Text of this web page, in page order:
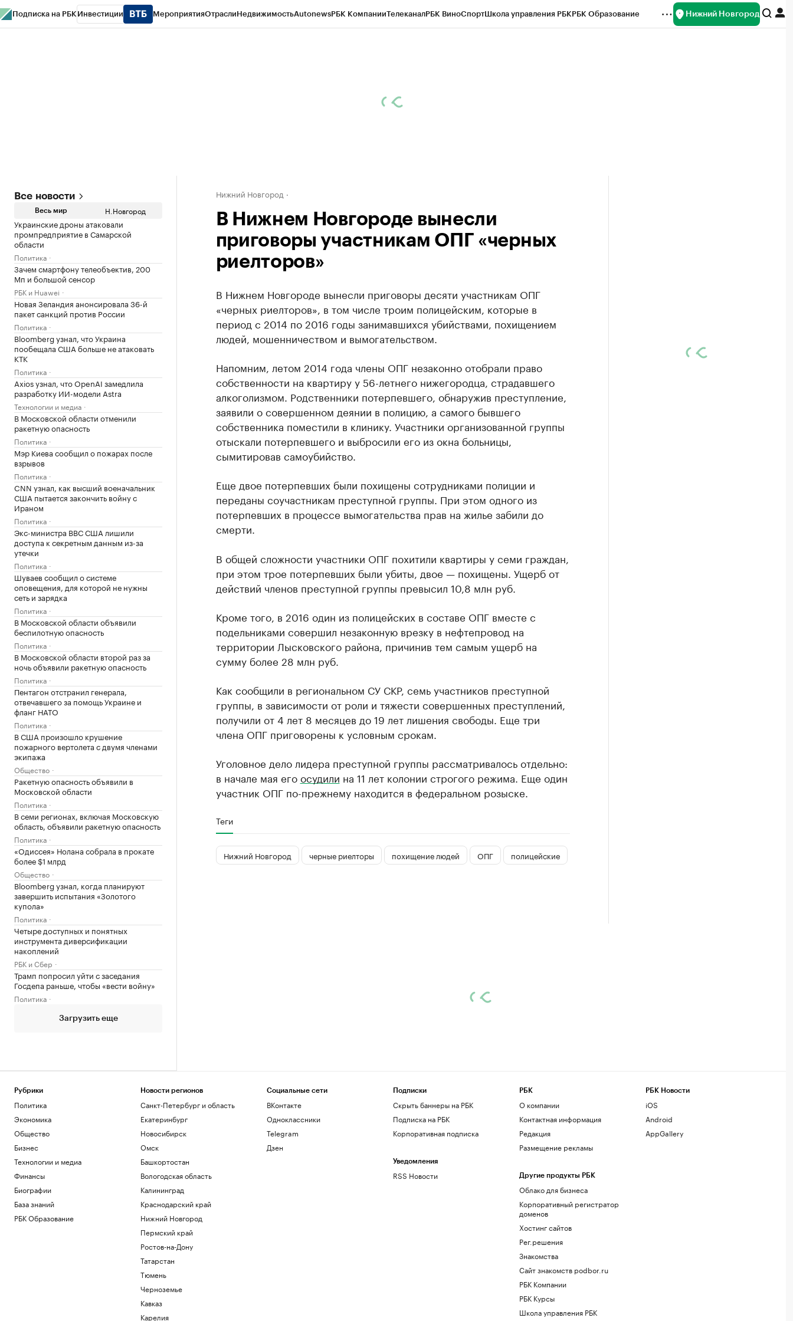
Подписка на РБК Инвестиции МероприятияОтраслиНедвижимостьAutonewsРБК КомпанииТелеканалРБК ВиноСпортШкола управления РБКРБК Образование Нижний Новгород
Все новости
Весь мир Н.Новгород
Украинские дроны атаковали
промпредприятие в Самарской
области
Политика
Зачем смартфону телеобъектив, 200
Мп и большой сенсор
РБК и Huawei
Новая Зеландия анонсировала 36-й
пакет санкций против России
Политика
Bloomberg узнал, что Украина
пообещала США больше не атаковать
КТК
Политика
Axios узнал, что OpenAI замедлила
разработку ИИ-модели Astra
Технологии и медиа
В Московской области отменили
ракетную опасность
Политика
Мэр Киева сообщил о пожарах после
взрывов
Политика
CNN узнал, как высший военачальник
США пытается закончить войну с
Ираном
Политика
Экс-министра ВВС США лишили
доступа к секретным данным из-за
утечки
Политика
Шуваев сообщил о системе
оповещения, для которой не нужны
сеть и зарядка
Политика
В Московской области объявили
беспилотную опасность
Политика
В Московской области второй раз за
ночь объявили ракетную опасность
Политика
Пентагон отстранил генерала,
отвечавшего за помощь Украине и
фланг НАТО
Политика
В США произошло крушение
пожарного вертолета с двумя членами
экипажа
Общество
Ракетную опасность объявили в
Московской области
Политика
В семи регионах, включая Московскую
область, объявили ракетную опасность
Политика
«Одиссея» Нолана собрала в прокате
более $1 млрд
Общество
Bloomberg узнал, когда планируют
завершить испытания «Золотого
купола»
Политика
Четыре доступных и понятных
инструмента диверсификации
накоплений
РБК и Сбер
Трамп попросил уйти с заседания
Госдепа раньше, чтобы «вести войну»
Политика
Загрузить еще
Нижний Новгород
В Нижнем Новгороде вынесли
приговоры участникам ОПГ «черных
риелторов»
В Нижнем Новгороде вынесли приговоры десяти участникам ОПГ
«черных риелторов», в том числе троим полицейским, которые в
период с 2014 по 2016 годы занимавшихся убийствами, похищением
людей, мошенничеством и вымогательством.
Напомним, летом 2014 года члены ОПГ незаконно отобрали право
собственности на квартиру у 56-летнего нижегородца, страдавшего
алкоголизмом. Родственники потерпевшего, обнаружив преступление,
заявили о совершенном деянии в полицию, а самого бывшего
собственника поместили в клинику. Участники организованной группы
отыскали потерпевшего и выбросили его из окна больницы,
сымитировав самоубийство.
Еще двое потерпевших были похищены сотрудниками полиции и
переданы соучастникам преступной группы. При этом одного из
потерпевших в процессе вымогательства прав на жилье забили до
смерти.
В общей сложности участники ОПГ похитили квартиры у семи граждан,
при этом трое потерпевших были убиты, двое — похищены. Ущерб от
действий членов преступной группы превысил 10,8 млн руб.
Кроме того, в 2016 один из полицейских в составе ОПГ вместе с
подельниками совершил незаконную врезку в нефтепровод на
территории Лысковского района, причинив тем самым ущерб на
сумму более 28 млн руб.
Как сообщили в региональном СУ СКР, семь участников преступной
группы, в зависимости от роли и тяжести совершенных преступлений,
получили от 4 лет 8 месяцев до 19 лет лишения свободы. Еще три
члена ОПГ приговорены к условным срокам.
Уголовное дело лидера преступной группы рассматривалось отдельно:
в начале мая егоосудили на 11 лет колонии строгого режима. Еще один
участник ОПГ по-прежнему находится в федеральном розыске.
Теги
Нижний Новгород черные риелторы похищение людей ОПГ полицейские
Рубрики
Политика
Экономика
Общество
Бизнес
Технологии и медиа
Финансы
Биографии
База знаний
РБК Образование
Новости регионов
Санкт-Петербург и область
Екатеринбург
Новосибирск
Омск
Башкортостан
Вологодская область
Калининград
Краснодарский край
Нижний Новгород
Пермский край
Ростов-на-Дону
Татарстан
Тюмень
Черноземье
Кавказ
Карелия
Социальные сети
ВКонтакте
Одноклассники
Telegram
Дзен
Подписки
Скрыть баннеры на РБК
Подписка на РБК
Корпоративная подписка
Уведомления
RSS Новости
РБК
О компании
Контактная информация
Редакция
Размещение рекламы
Другие продукты РБК
Облако для бизнеса
Корпоративный регистратор
доменов
Хостинг сайтов
Рег.решения
Знакомства
Сайт знакомств podbor.ru
РБК Компании
РБК Курсы
Школа управления РБК
РБК Новости
iOS
Android
AppGallery